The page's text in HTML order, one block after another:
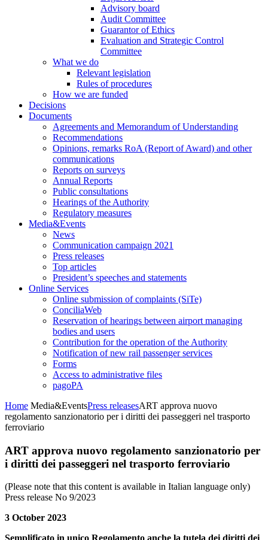
Advisory board
Audit Committee
Guarantor of Ethics
Evaluation and Strategic Control
Committee
What we do
Relevant legislation
Rules of procedures
How we are funded
Decisions
Documents
Agreements and Memorandum of Understanding
Recommendations
Opinions, remarks RoA (Report of Award) and other
communications
Reports on surveys
Annual Reports
Public consultations
Hearings of the Authority
Regulatory measures
Media&Events
News
Communication campaign 2021
Press releases
Top articles
President’s speeches and statements
Online Services
Online submission of complaints (SiTe)
ConciliaWeb
Reservation of hearings between airport managing
bodies and users
Contribution for the operation of the Authority
Notification of new rail passenger services
Forms
Access to administrative files
pagoPA
Home Media&EventsPress releasesART approva nuovo
regolamento sanzionatorio per i diritti dei passeggeri nel trasporto
ferroviario
ART approva nuovo regolamento sanzionatorio per
i diritti dei passeggeri nel trasporto ferroviario
(Please note that this content is available in Italian language only)
Press release No 9/2023
3 October 2023